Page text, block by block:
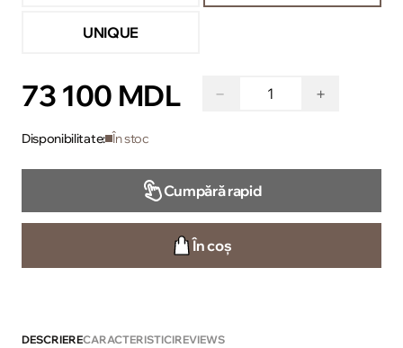
UNIQUE
73 100 MDL − +
Disponibilitate: În stoc
Cumpără rapid
În coș
DESCRIERECARACTERISTICIREVIEWS